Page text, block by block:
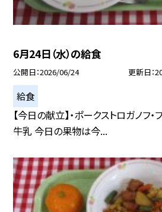
6月24日（水）の給食
公開日 2026/06/24 更新日
給食
【今日の献立】・ポークストロガノフ・
牛乳 今日の果物は今...